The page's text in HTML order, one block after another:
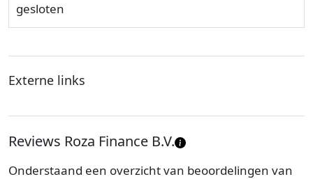
gesloten
Externe links
Reviews Roza Finance B.V.
Onderstaand een overzicht van beoordelingen van